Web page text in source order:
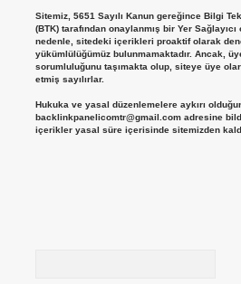
Sitemiz, 5651 Sayılı Kanun gereğince Bilgi
(BTK) tarafından onaylanmış bir Yer
nedenle, sitedeki içerikleri proaktif olarak
yükümlülüğümüz bulunmamaktadır. Ancak,
sorumluluğunu taşımakta olup, siteye üye
etmiş sayılırlar.
Hukuka ve yasal düzenlemelere aykırı
backlinkpanelicomtr@gmail.comadresine
içerikler yasal süre içerisinde sitemizden